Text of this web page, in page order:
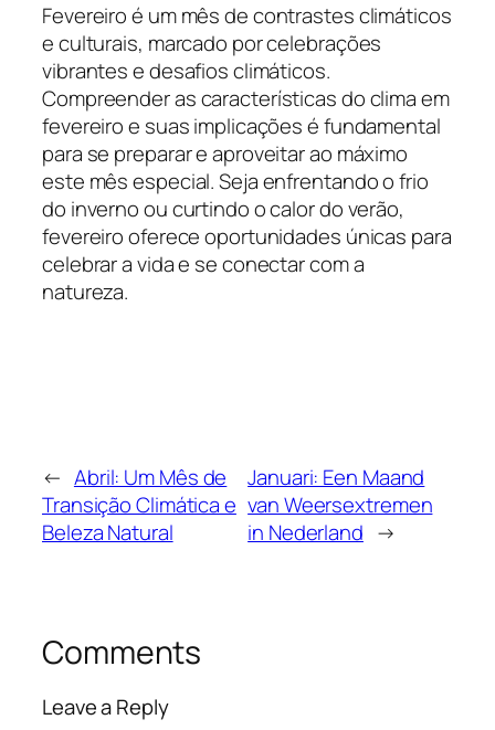
Fevereiro é um mês de contrastes climáticos
e culturais, marcado por celebrações
vibrantes e desafios climáticos.
Compreender as características do clima em
fevereiro e suas implicações é fundamental
para se preparar e aproveitar ao máximo
este mês especial. Seja enfrentando o frio
do inverno ou curtindo o calor do verão,
fevereiro oferece oportunidades únicas para
celebrar a vida e se conectar com a
natureza.
← Abril: Um Mês de
Transição Climática e
Beleza Natural
Januari: Een Maand
van Weersextremen
in Nederland →
Comments
Leave a Reply